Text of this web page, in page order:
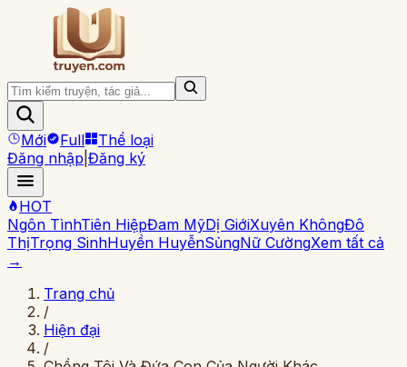
Mới Full
Thể loại
Đăng nhập Đăng ký
HOT
Ngôn TìnhTiên HiệpĐam MỹDị GiớiXuyên KhôngĐô
ThịTrọng SinhHuyền HuyễnSủngNữ CườngXem tất cả
→
Trang chủ
/
Hiện đại
/